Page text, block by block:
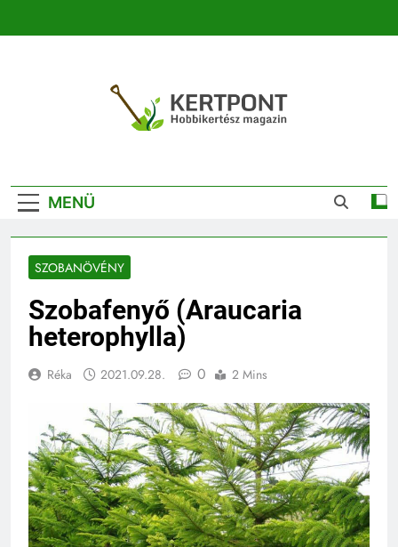
Kertészeti
Magazin |
Növénykereső És
Növényhatározó
MENÜ
SZOBANÖVÉNY
Szobafenyő (Araucaria
heterophylla)
Réka 2021.09.28. 0 2 Mins